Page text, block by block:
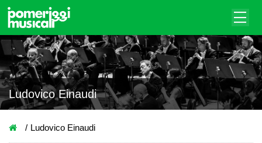
Ludovico Einaudi
Ludovico Einaudi